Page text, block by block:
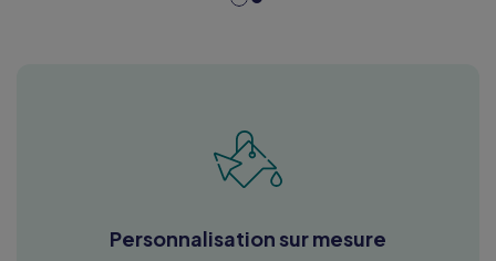
Personnalisation sur mesure